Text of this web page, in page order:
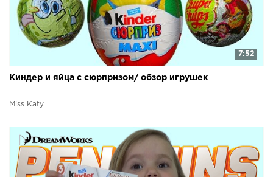
7:52
Киндер и яйца с сюрпризом/ обзор игрушек
Miss Katy